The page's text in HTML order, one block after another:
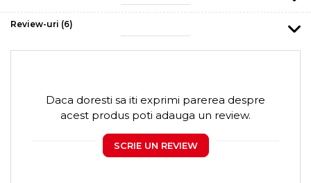
Review-uri (6)
Daca doresti sa iti exprimi parerea despre
acest produs poti adauga un review.
SCRIE UN REVIEW